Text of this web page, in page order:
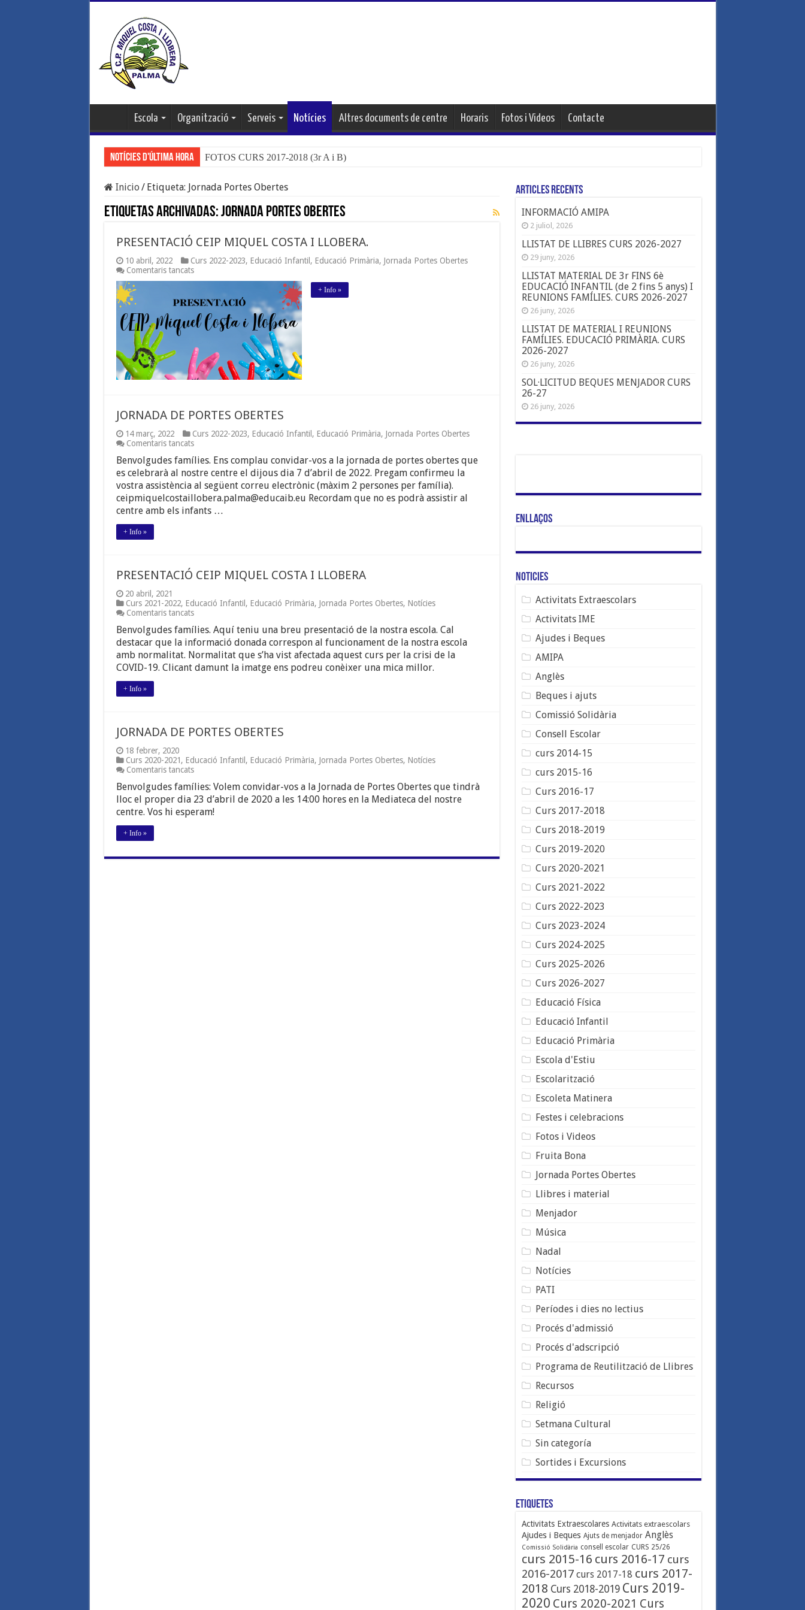
Escola Organització Serveis Notícies Altres documents de centre Horaris Fotos i Videos Contacte
Notícies d'última hora FOTOS CURS 2017-2018 (3r A i B)
Inicio / Etiqueta: Jornada Portes Obertes
Etiquetas Archivadas:Jornada Portes Obertes
PRESENTACIÓ CEIP MIQUEL COSTA I LLOBERA.
10 abril, 2022 Curs 2022-2023, Educació Infantil , Educació Primària, Jornada Portes Obertes
Comentaris tancatsa
PRESENTACIÓ
MIQUEL
COSTA
I
LLOBERA.
+ Info »
JORNADA DE PORTES OBERTES
14 març, 2022 Curs 2022-2023, Educació Infantil , Educació Primària, Jornada Portes Obertes
Comentaris tancatsa
DE
PORTES
OBERTES
Benvolgudes famílies. Ens complau convidar-vos a la jornada de portes obertes que
es celebrarà al nostre centre el dijous dia 7 d’abril de 2022. Pregam confirmeu la
vostra assistència al següent correu electrònic (màxim 2 persones per família).
ceipmiquelcostaillobera.palma@educaib.eu Recordam que no es podrà assistir al
centre amb els infants …
+ Info »
PRESENTACIÓ CEIP MIQUEL COSTA I LLOBERA
20 abril, 2021
Curs 2021-2022, Educació Infantil , Educació Primària, Jornada Portes Obertes, Notícies
Comentaris tancatsa
CEIP
MIQUEL
COSTA
I
LLOBERA
Benvolgudes famílies. Aquí teniu una breu presentació de la nostra escola. Cal
destacar que la informació donada correspon al funcionament de la nostra escola
amb normalitat. Normalitat que s’ha vist afectada aquest curs per la crisi de la
COVID-19. Clicant damunt la imatge ens podreu conèixer una mica millor.
+ Info »
JORNADA DE PORTES OBERTES
18 febrer, 2020
Curs 2020-2021, Educació Infantil , Educació Primària, Jornada Portes Obertes, Notícies
Comentaris tancatsa
DE
PORTES
OBERTES
Benvolgudes famílies: Volem convidar-vos a la Jornada de Portes Obertes que tindrà
lloc el proper dia 23 d’abril de 2020 a les 14:00 hores en la Mediateca del nostre
centre. Vos hi esperam!
+ Info »
Articles Recents
INFORMACIÓ AMIPA
2 juliol, 2026
LLISTAT DE LLIBRES CURS 2026-2027
29 juny, 2026
LLISTAT MATERIAL DE 3r FINS 6è
EDUCACIÓ INFANTIL (de 2 fins 5 anys) I
REUNIONS FAMÍLIES. CURS 2026-2027
26 juny, 2026
LLISTAT DE MATERIAL I REUNIONS
FAMÍLIES. EDUCACIÓ PRIMÀRIA. CURS
2026-2027
26 juny, 2026
SOL·LICITUD BEQUES MENJADOR CURS
26-27
26 juny, 2026
Enllaços
Noticies
Activitats Extraescolars
Activitats IME
Ajudes i Beques
AMIPA
Anglès
Beques i ajuts
Comissió Solidària
Consell Escolar
curs 2014-15
curs 2015-16
Curs 2016-17
Curs 2017-2018
Curs 2018-2019
Curs 2019-2020
Curs 2020-2021
Curs 2021-2022
Curs 2022-2023
Curs 2023-2024
Curs 2024-2025
Curs 2025-2026
Curs 2026-2027
Educació Física
Educació Infantil
Educació Primària
Escola d'Estiu
Escolarització
Escoleta Matinera
Festes i celebracions
Fotos i Videos
Fruita Bona
Jornada Portes Obertes
Llibres i material
Menjador
Música
Nadal
Notícies
PATI
Períodes i dies no lectius
Procés d'admissió
Procés d'adscripció
Programa de Reutilització de Llibres
Recursos
Religió
Setmana Cultural
Sin categoría
Sortides i Excursions
Etiquetes
Activitats Extraescolares Activitats extraescolars
Ajudes i Beques Ajuts de menjador Anglès
Comissió Solidària consell escolar CURS 25/26
curs 2015-16 curs 2016-17 curs
2016-2017 curs 2017-18 curs 2017-
2018 Curs 2018-2019 Curs 2019-
2020 Curs 2020-2021 Curs